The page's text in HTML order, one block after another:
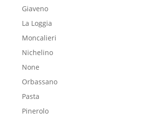
Giaveno
La Loggia
Moncalieri
Nichelino
None
Orbassano
Pasta
Pinerolo